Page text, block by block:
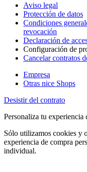
Aviso legal
Protección de datos
Condiciones
revocación
Declaración de
Configuración de
Cancelar contratos
Empresa
Otras nice Shops
Desistir del contrato
Personaliza tu experiencia
Sólo utilizamos cookies y
experiencia de compra
individual.